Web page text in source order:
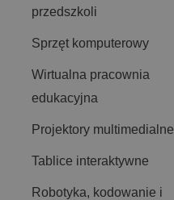
przedszkoli
Sprzęt komputerowy
Wirtualna pracownia
edukacyjna
Projektory multimedialne
Tablice interaktywne
Robotyka, kodowanie i